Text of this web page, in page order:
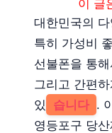
이 글
대한민국의
특히 가성비
선불폰을 통
그리고 간편
있
습니다 .
영등포구 당